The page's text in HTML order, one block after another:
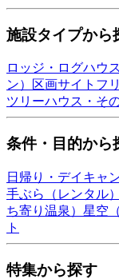
施設タイプから
ロッジ・ログハウ
ン）
区画サイト フ
ツリーハウス・そ
条件・目的から
日帰り・デイキャ
手ぶら（レンタル）
ち寄り温泉） 星空
ト
特集から探す